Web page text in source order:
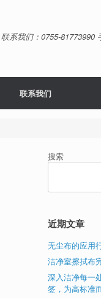
联系我们：0755-81773990
联系我们
搜索
近期文章
无尘布的应用
洁净室擦拭布
深入洁净每一
签，为高标准